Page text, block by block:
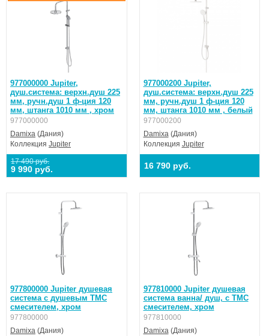
977000000 Jupiter,
душ.система: верхн.душ 225
мм, ручн.душ 1 ф-ция 120
мм, штанга 1010 мм , хром
977000000
Damixa (Дания)
Коллекция Jupiter
17 490 руб.
9 990 руб.
977000200 Jupiter,
душ.система: верхн.душ 225
мм, ручн.душ 1 ф-ция 120
мм, штанга 1010 мм , белый
977000200
Damixa(Дания)
Коллекция Jupiter
16 790 руб.
977800000 Jupiter душевая
система с душевым ТМС
смесителем, хром
977800000
Damixa (Дания)
977810000 Jupiter душевая
система ванна/ душ, с ТМС
смесителем, хром
977810000
Damixa(Дания)